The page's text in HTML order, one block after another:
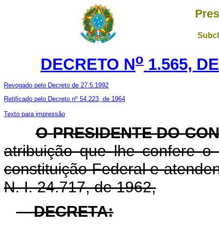
DECRETO No 1.565,
Revogado pelo Decreto de 27.5.1992
Retificado pelo Decreto nº 54.223, de 1964
Texto para impressão
O PRESIDENTE DO
atribuição que lhe confere
constituição Federal e
N. I. 24.717, de 1962,
DECRETA: